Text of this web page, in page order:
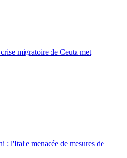
migratoire de Ceuta met
: l'Italie menacée de mesures de